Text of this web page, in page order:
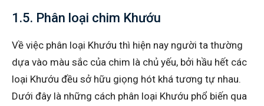
1.5. Phân loại chim Khướu
Về việc phân loại Khướu thì hiện nay người ta thường
dựa vào màu sắc của chim là chủ yếu, bởi hầu hết các
loại Khướu đều sở hữu giọng hót khá tương tự nhau.
Dưới đây là những cách phân loại Khướu phổ biến qua